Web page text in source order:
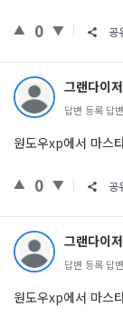
0 공
그랜다이저
답변 등록 답
원도우xp에서 마스
0 공
그랜다이저
답변 등록 답
원도우xp에서 마스